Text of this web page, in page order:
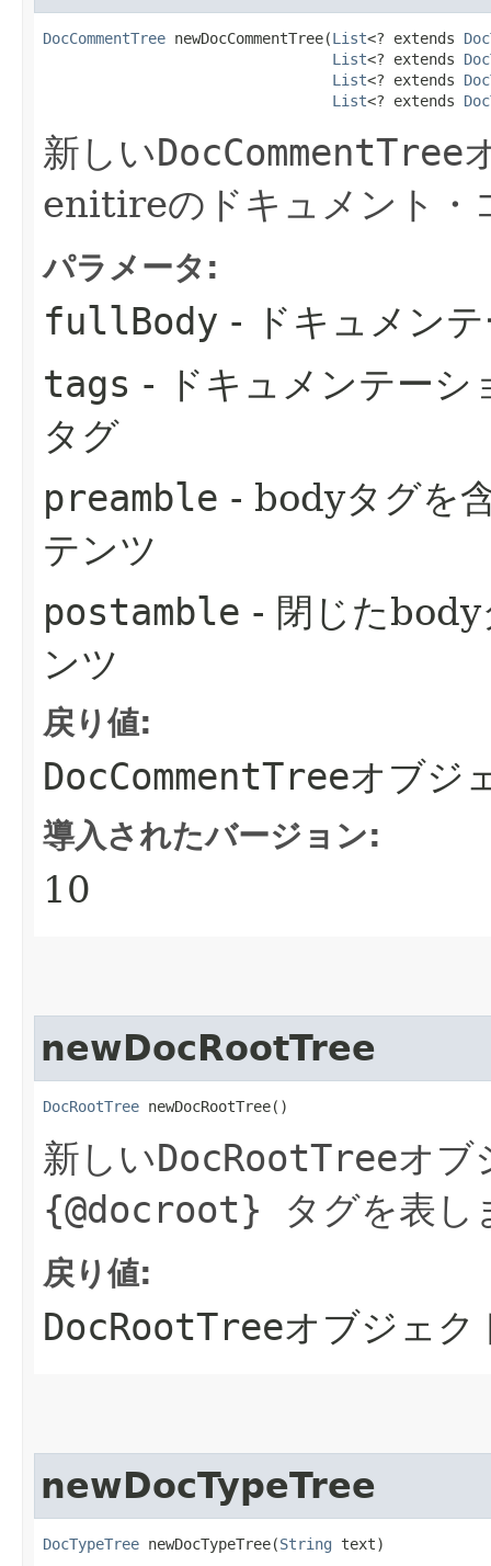
DocCommentTree newDocCommentTree​(List<? extends
List<? extends
List<? extends
List<? extends
新しいDocCommentTree
enitireのドキュメント・
パラメータ:
fullBody - ドキュメン
tags - ドキュメンテーシ
タグ
preamble - bodyタグを
テンツ
postamble - 閉じた
ンツ
戻り値:
DocCommentTreeオブジ
導入されたバージョン:
10
newDocRootTree
DocRootTree newDocRootTree()
新しいDocRootTreeオブ
{@docroot} タグを表し
戻り値:
DocRootTreeオブジェク
newDocTypeTree
DocTypeTree newDocTypeTree​(String text)